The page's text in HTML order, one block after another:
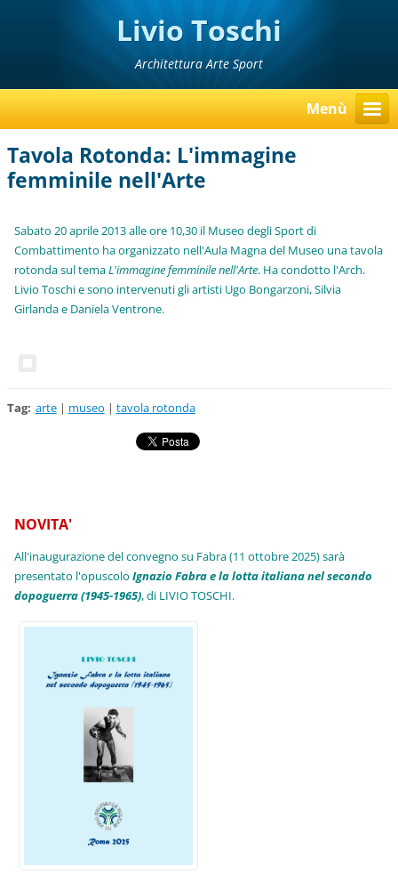
Livio Toschi
Architettura Arte Sport
Menù
Tavola Rotonda: L'immagine
femminile nell'Arte
Sabato 20 aprile 2013 alle ore 10,30 il Museo degli Sport di
Combattimento ha organizzato nell'Aula Magna del Museo una tavola
rotonda sul temaL'immagine femminile nell'Arte. Ha condotto l'Arch.
Livio Toschi e sono intervenuti gli artisti Ugo Bongarzoni, Silvia
Girlanda e Daniela Ventrone.
Tag: arte | museo | tavola rotonda
NOVITA'
All'inaugurazione del convegno su Fabra (11 ottobre 2025) sarà
presentato l'opuscoloIgnazio Fabra e la lotta italiana nel secondo
dopoguerra (1945-1965), di LIVIO TOSCHI.